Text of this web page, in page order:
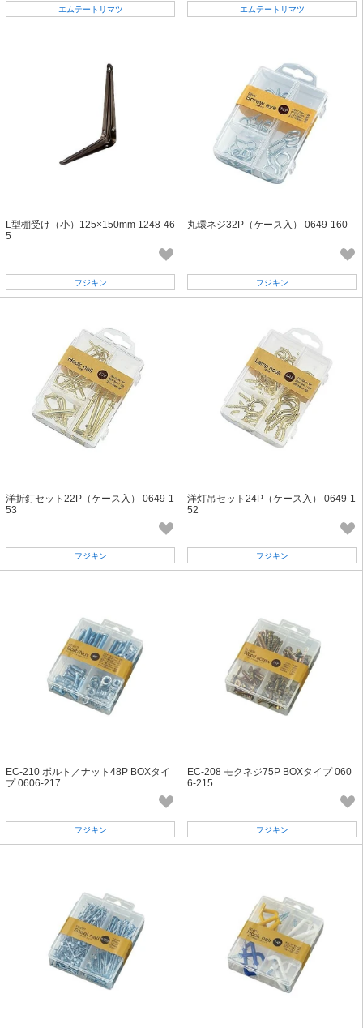
エムテートリマツ エムテートリマツ
L型棚受け（小）125×150mm 1248-46
5
フジキン
丸環ネジ32P（ケース入） 0649-160
フジキン
洋折釘セット22P（ケース入） 0649-1
53
フジキン
洋灯吊セット24P（ケース入） 0649-1
52
フジキン
EC-210 ボルト／ナット48P BOXタイ
プ 0606-217
フジキン
EC-208 モクネジ75P BOXタイプ 060
6-215
フジキン